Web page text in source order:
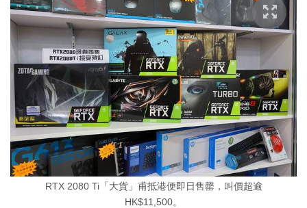
RTX 2080 Ti「大貨」甫抵港便即日售罄，叫價超逾
HK$11,500。